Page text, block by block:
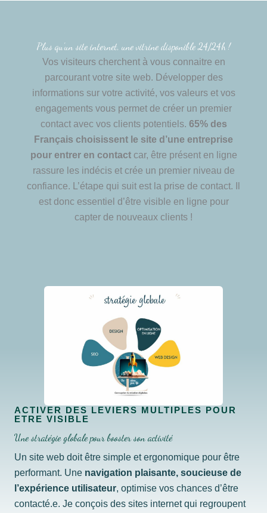
Plus qu’un site internet, une vitrine disponible 24/24h !
Vos visiteurs cherchent à vous connaitre en
parcourant votre site web. Développer des
informations sur votre activité, vos valeurs et vos
engagements vous permet de créer un premier
contact avec vos clients potentiels. 65% des
Français choisissent le site d’une entreprise
pour entrer en contactcar, être présent en ligne
rassure les indécis et crée un premier niveau de
confiance. L’étape qui suit est la prise de contact. Il
est donc essentiel d’être visible en ligne pour
capter de nouveaux clients !
ACTIVER DES LEVIERS MULTIPLES POUR
ETRE VISIBLE
Une stratégie globale pour booster son activité
Un site web doit être simple et ergonomique pour être
performant. Une navigation plaisante, soucieuse de
l’expérience utilisateur, optimise vos chances d’être
contacté.e. Je conçois des sites internet qui regroupent